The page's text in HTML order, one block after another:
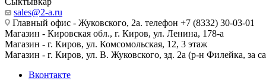
sales@2-a.ru
Главный офис - Жуковского, 2а. телефон +7 (8332) 30-03-01
Магазин - Кировская обл., г. Киров, ул. Ленина, 178-а
Магазин - г. Киров, ул. Комсомольская, 12, 3 этаж
Магазин - г. Киров, ул. В. Жуковского, зд. 2а (р-н Филейка, за
Вконтакте